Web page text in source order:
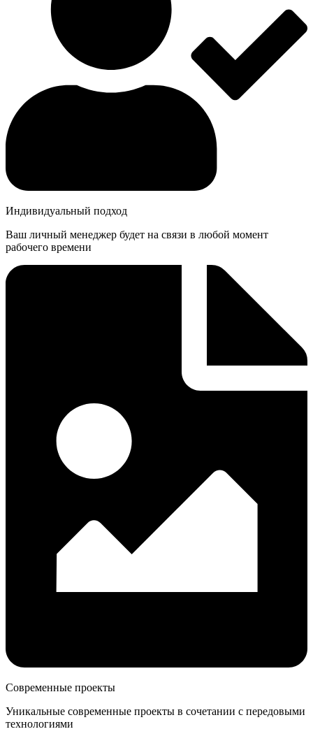
Индивидуальный подход
Ваш личный менеджер будет на связи в любой момент
рабочего времени
Современные проекты
Уникальные современные проекты в сочетании с передовыми
технологиями